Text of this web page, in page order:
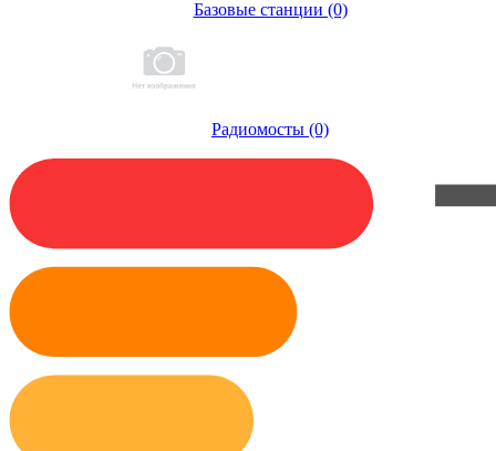
Базовые станции (0)
Радиомосты (0)